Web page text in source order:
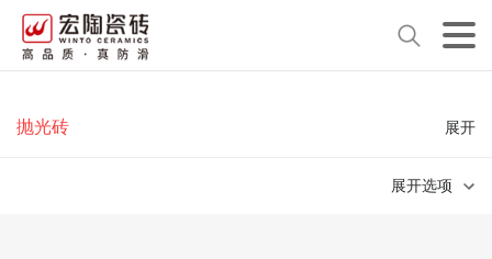
抛光砖 展开
展开选项